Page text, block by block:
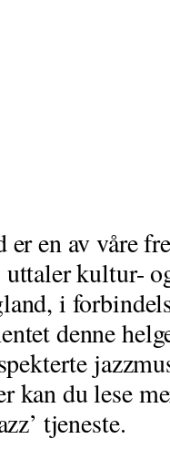
en av våre
uttaler kultur-
i
denne
kan du lese
tjeneste.